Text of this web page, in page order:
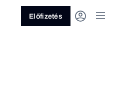
Előfizetés